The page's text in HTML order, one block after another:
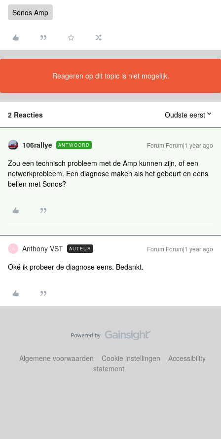
Sonos Amp
Reageren op dit topic is niet mogelijk.
2 Reacties Oudste eerst
106rallye ANTWOORD Forum|Forum|1 year ago
Zou een technisch probleem met de Amp kunnen zijn, of een
netwerkprobleem. Een diagnose maken als het gebeurt en eens
bellen met Sonos?
A Anthony VST AUTEUR Forum|Forum|1 year ago
Oké ik probeer de diagnose eens. Bedankt.
Algemene voorwaarden Cookie instellingen
Accessibility
statement